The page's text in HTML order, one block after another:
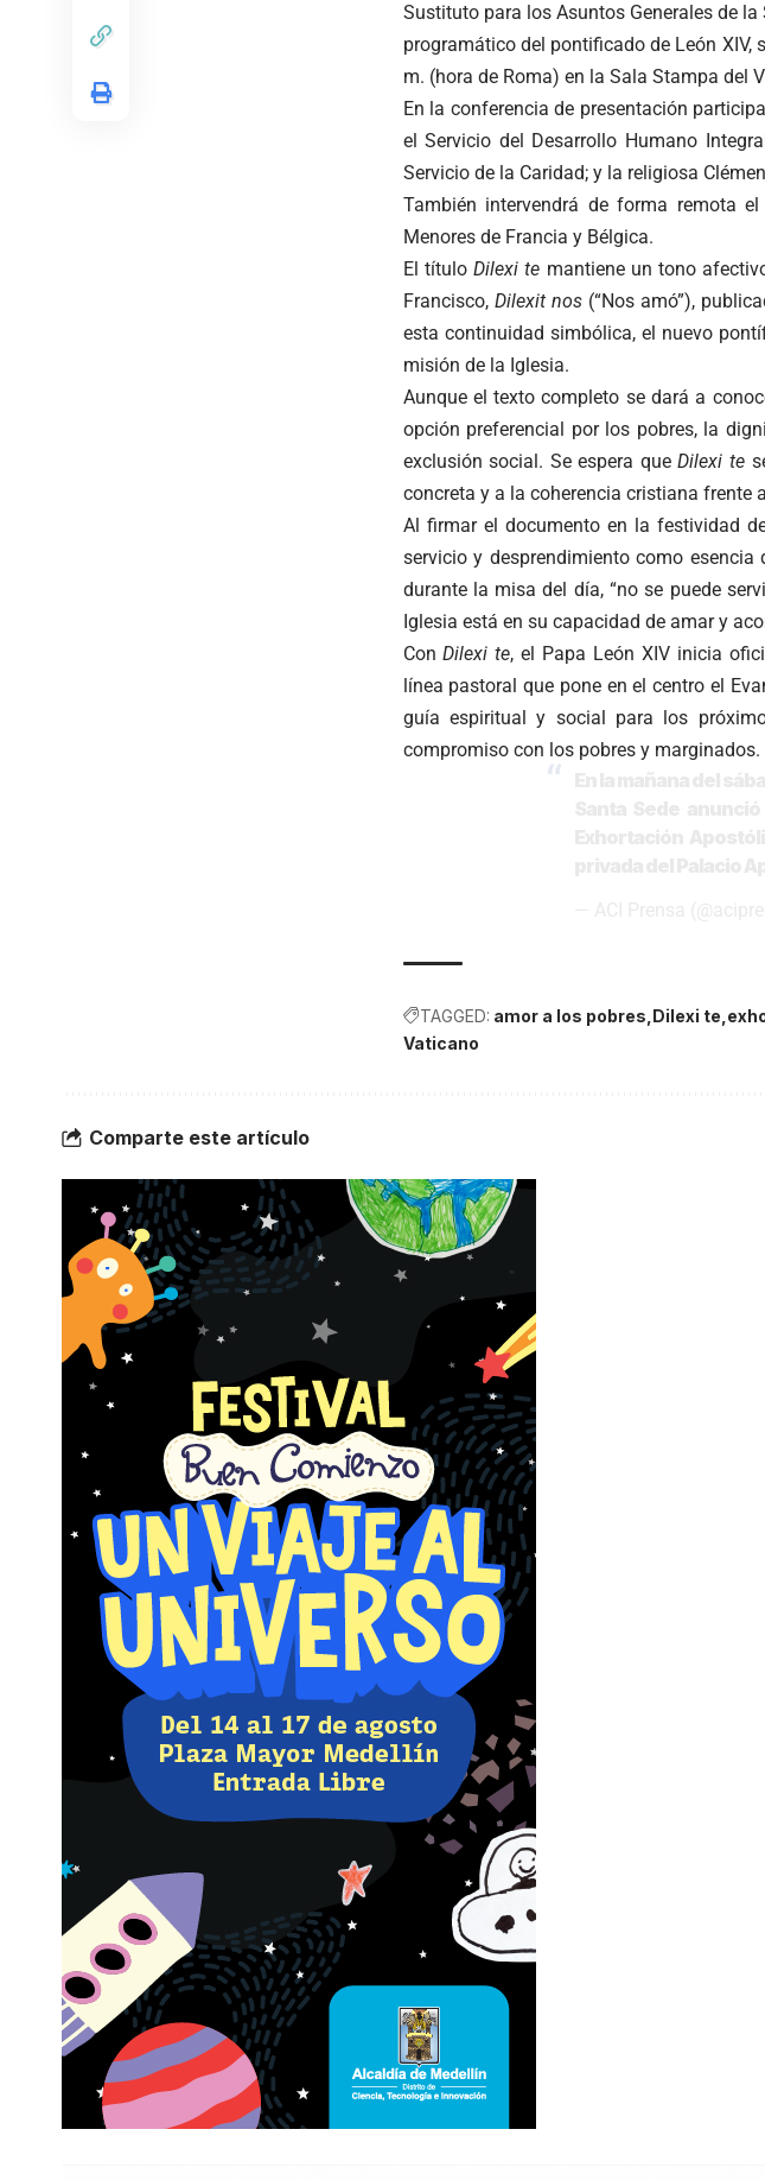
Sustituto para los Asuntos Generales de
programático del pontificado de León XIV,
m. (hora de Roma) en la Sala Stampa del
En la conferencia de presentación
el Servicio del Desarrollo Humano
Servicio de la Caridad; y la religiosa
También intervendrá de forma remota
Menores de Francia y Bélgica.
El títuloDilexi te mantiene un tono
Francisco, Dilexit nos(“Nos amó”),
esta continuidad simbólica, el nuevo
misión de la Iglesia.
Aunque el texto completo se dará a
opción preferencial por los pobres, la
exclusión social. Se espera queDilexi te
concreta y a la coherencia cristiana frente
Al firmar el documento en la festividad
servicio y desprendimiento como
durante la misa del día, “no se puede
Iglesia está en su capacidad de amar y
ConDilexi te, el Papa León XIV inicia
línea pastoral que pone en el centro el
guía espiritual y social para los
compromiso con los pobres y marginados.
TAGGED: amor a los pobres Dilexi te
Vaticano
Comparte este artículo